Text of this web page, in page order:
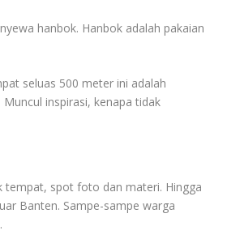
hanbok. Hanbok adalah pakaian
seluas 500 meter ini adalah
inspirasi, kenapa tidak
tempat, spot foto dan materi. Hingga
Banten. Sampe-sampe warga